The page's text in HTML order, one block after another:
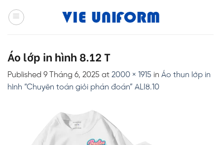
Áo lớp in hình 8.12 T
Published 9 Tháng 6, 2025 at 2000 × 1915 in Áo thun lớp in
hình “Chuyên toán giỏi phán đoán” ALI8.10